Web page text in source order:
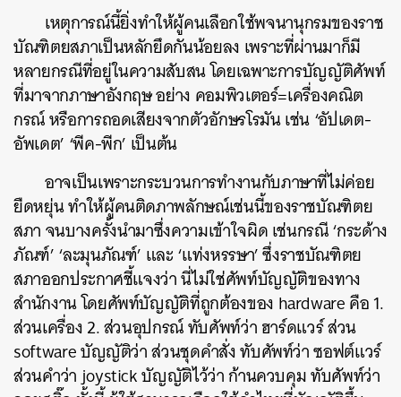
เหตุการณ์นี้ยิ่งทำให้ผู้คนเลือกใช้พจนานุกรมของราช
บัณฑิตยสภาเป็นหลักยึดกันน้อยลง เพราะที่ผ่านมาก็มี
หลายกรณีที่อยู่ในความสับสน โดยเฉพาะการบัญญัติศัพท์
ที่มาจากภาษาอังกฤษ อย่าง คอมพิวเตอร์=เครื่องคณิต
กรณ์ หรือการถอดเสียงจากตัวอักษรโรมัน เช่น ‘อัปเดต-
อัพเดต’ ‘พีค-พีก’ เป็นต้น
อาจเป็นเพราะกระบวนการทำงานกับภาษาที่ไม่ค่อย
ยืดหยุ่น ทำให้ผู้คนติดภาพลักษณ์เช่นนี้ของราชบัณฑิตย
สภา จนบางครั้งนำมาซึ่งความเข้าใจผิด เช่นกรณี ‘กระด้าง
ภัณฑ์’ ‘ละมุนภัณฑ์’ และ ‘แท่งหรรษา’ ซึ่งราชบัณฑิตย
สภาออกประกาศชี้แจงว่า นี่ไม่ใช่ศัพท์บัญญัติของทาง
สำนักงาน โดยศัพท์บัญญัติที่ถูกต้องของ hardware คือ 1.
ส่วนเครื่อง 2. ส่วนอุปกรณ์ ทับศัพท์ว่า ฮาร์ดแวร์ ส่วน
software บัญญัติว่า ส่วนชุดคำสั่ง ทับศัพท์ว่า ซอฟต์แวร์
ส่วนคำว่า joystick บัญญัติไว้ว่า ก้านควบคุม ทับศัพท์ว่า